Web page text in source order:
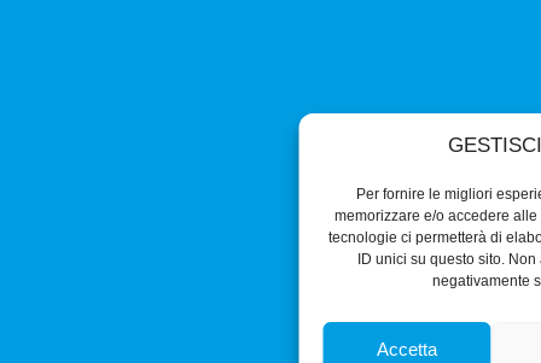
Per fornire le migliori
memorizzare e/o accedere
tecnologie ci permetterà di
ID unici su questo sito.
negativamente
Accetta